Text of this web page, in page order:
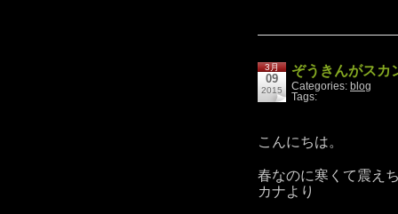
3月
09
2015
ぞうきんがスカ
Categories: blog
Tags:
こんにちは。
春なのに寒くて震え
カナより